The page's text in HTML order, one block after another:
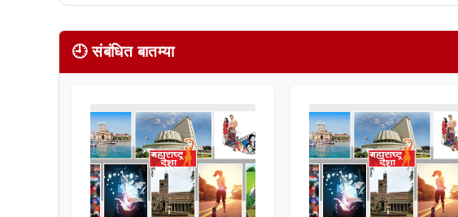
🕘 संबंधित बातम्या